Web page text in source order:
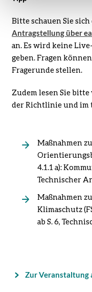
Bitte schauen Sie
Antragstellung über
an. Es wird keine
geben. Fragen
Fragerunde stellen.
Zudem lesen Sie
der Richtlinie und im
Maßnahmen
4.1.1 a):
Technischer
Maßnahmen
Klimaschutz
ab S. 6,
Zur Veranstaltung